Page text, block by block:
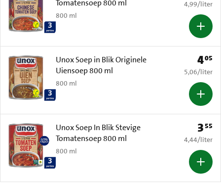
Tomatensoep 800 ml
800 ml
€ 4,99 per
4,99/liter
Unox Soep in Blik Originele
Uiensoep 800 ml
800 ml
Prijs:
405
€ 5,06 per
5,06/liter
Unox Soep In Blik Stevige
Tomatensoep 800 ml
800 ml
Prijs:
3 55
€ 4,44 per
4,44/liter